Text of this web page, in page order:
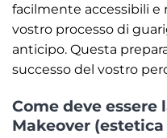
facilmente accessibili
vostro processo di
anticipo. Questa
successo del vostro
Come deve essere
Makeover